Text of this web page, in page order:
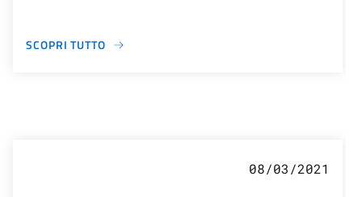
SCOPRI TUTTO
08/03/2021